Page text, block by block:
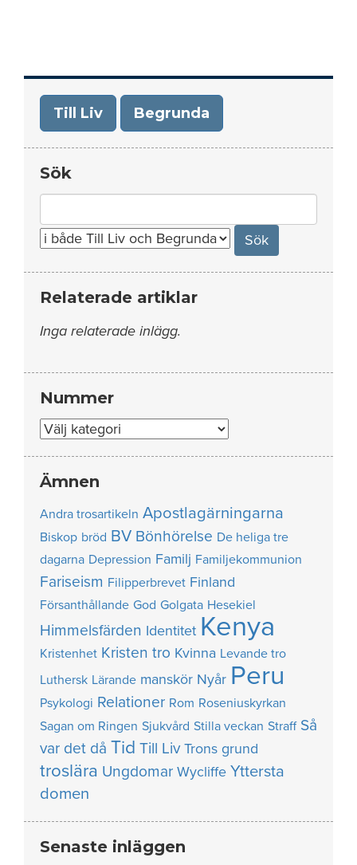
Till Liv Begrunda
Sök
for:
Relaterade artiklar
Inga relaterade inlägg.
Nummer
Nummer
Ämnen
Andra trosartikeln Apostlagärningarna
Biskop bröd BV Bönhörelse De heliga tre
dagarna Depression Familj Familjekommunion
Fariseism Filipperbrevet Finland
Försanthållande God Golgata Hesekiel
Himmelsfärden Identitet Kenya
Kristenhet Kristen tro Kvinna Levande tro
Luthersk Lärande manskör Nyår Peru
Psykologi Relationer Rom Roseniuskyrkan
Sagan om Ringen Sjukvård Stilla veckan Straff Så
var det då Tid Till Liv Trons grund
troslära Ungdomar Wycliffe Yttersta
domen
Senaste inläggen